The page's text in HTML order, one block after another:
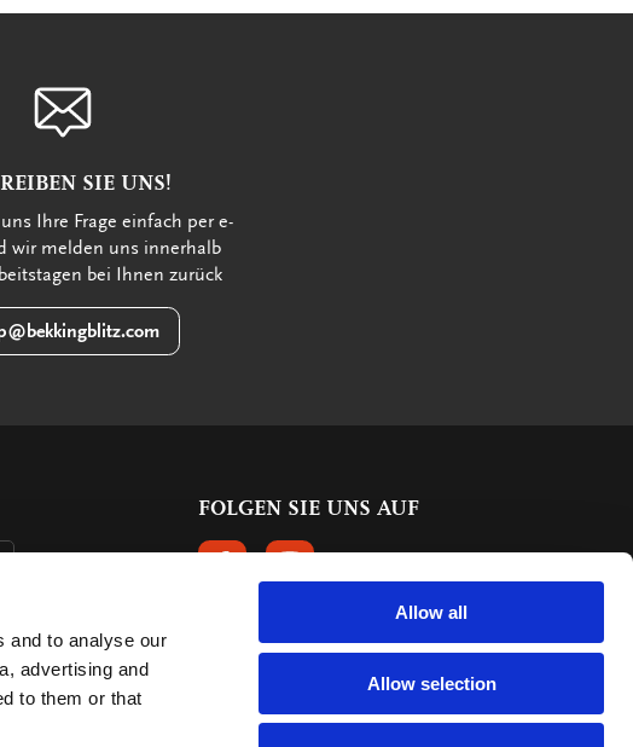
and to analyse our
advertising and
to them or that
Allow all
Allow selection
SIE UNS!
Ihre Frage einfach per e-
wir melden uns innerhalb
bei Ihnen zurück
FOLGEN SIE UNS AUF
FOLGEN SIE UNS AUF FACEBOOK
FOLGEN SIE UNS AUF INSTAGRAM
KUNDENBEWERTUNGEN